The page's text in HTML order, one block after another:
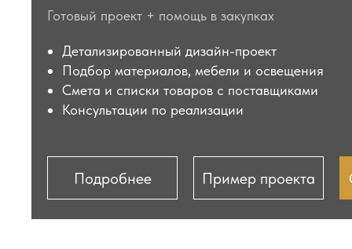
Готовый проект + помощь в закупках
Детализированный дизайн-проект
Подбор материалов, мебели и освещения
Смета и списки товаров с поставщиками
Консультации по реализации
Пример проекта
Подробнее